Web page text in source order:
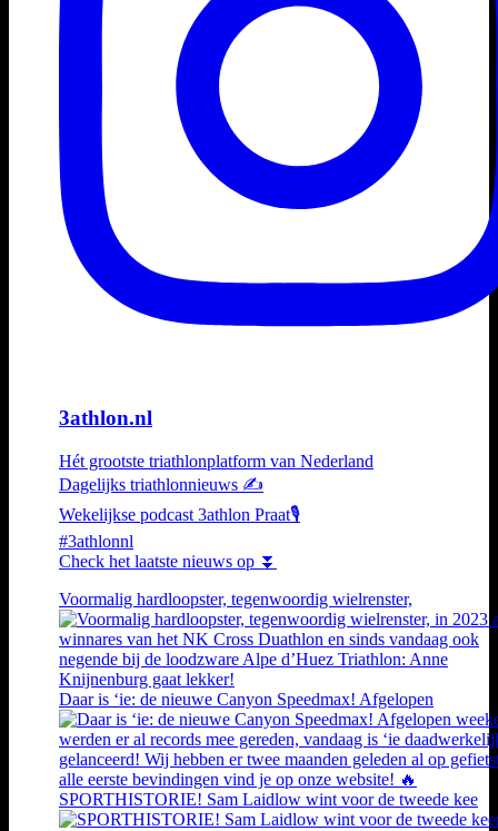
3athlon.nl
Hét grootste triathlonplatform van Nederland
Dagelijks triathlonnieuws ✍️
Wekelijkse podcast 3athlon Praat🎙️
#3athlonnl
Check het laatste nieuws op ⏬
Voormalig hardloopster, tegenwoordig wielrenster,
Daar is ‘ie: de nieuwe Canyon Speedmax! Afgelopen
SPORTHISTORIE! Sam Laidlow wint voor de tweede kee